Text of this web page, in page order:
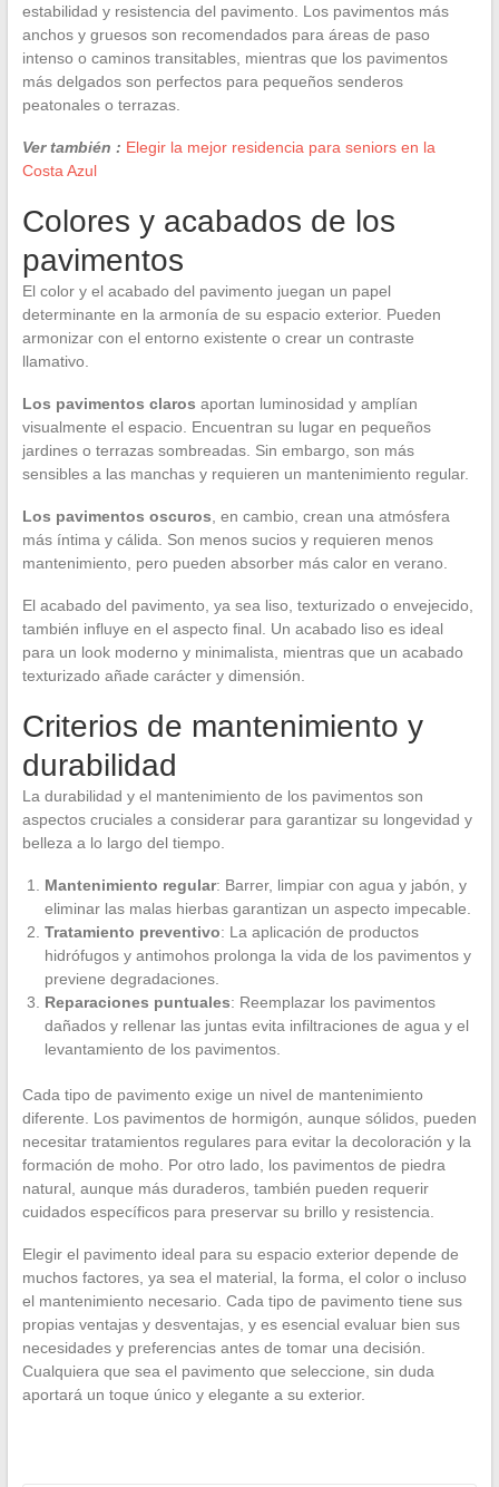
estabilidad y resistencia del pavimento. Los pavimentos más
anchos y gruesos son recomendados para áreas de paso
intenso o caminos transitables, mientras que los pavimentos
más delgados son perfectos para pequeños senderos
peatonales o terrazas.
Ver también : Elegir la mejor residencia para seniors en la
Costa Azul
Colores y acabados de los
pavimentos
El color y el acabado del pavimento juegan un papel
determinante en la armonía de su espacio exterior. Pueden
armonizar con el entorno existente o crear un contraste
llamativo.
Los pavimentos claros aportan luminosidad y amplían
visualmente el espacio. Encuentran su lugar en pequeños
jardines o terrazas sombreadas. Sin embargo, son más
sensibles a las manchas y requieren un mantenimiento regular.
Los pavimentos oscuros , en cambio, crean una atmósfera
más íntima y cálida. Son menos sucios y requieren menos
mantenimiento, pero pueden absorber más calor en verano.
El acabado del pavimento, ya sea liso, texturizado o envejecido,
también influye en el aspecto final. Un acabado liso es ideal
para un look moderno y minimalista, mientras que un acabado
texturizado añade carácter y dimensión.
Criterios de mantenimiento y
durabilidad
La durabilidad y el mantenimiento de los pavimentos son
aspectos cruciales a considerar para garantizar su longevidad y
belleza a lo largo del tiempo.
Mantenimiento regular: Barrer, limpiar con agua y jabón, y
eliminar las malas hierbas garantizan un aspecto impecable.
Tratamiento preventivo: La aplicación de productos
hidrófugos y antimohos prolonga la vida de los pavimentos y
previene degradaciones.
Reparaciones puntuales: Reemplazar los pavimentos
dañados y rellenar las juntas evita infiltraciones de agua y el
levantamiento de los pavimentos.
Cada tipo de pavimento exige un nivel de mantenimiento
diferente. Los pavimentos de hormigón, aunque sólidos, pueden
necesitar tratamientos regulares para evitar la decoloración y la
formación de moho. Por otro lado, los pavimentos de piedra
natural, aunque más duraderos, también pueden requerir
cuidados específicos para preservar su brillo y resistencia.
Elegir el pavimento ideal para su espacio exterior depende de
muchos factores, ya sea el material, la forma, el color o incluso
el mantenimiento necesario. Cada tipo de pavimento tiene sus
propias ventajas y desventajas, y es esencial evaluar bien sus
necesidades y preferencias antes de tomar una decisión.
Cualquiera que sea el pavimento que seleccione, sin duda
aportará un toque único y elegante a su exterior.